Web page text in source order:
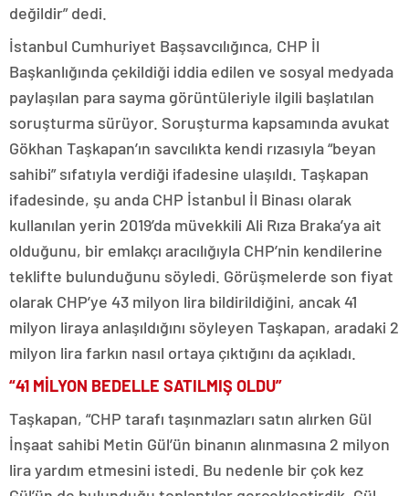
değildir” dedi.
İstanbul Cumhuriyet Başsavcılığınca, CHP İl
Başkanlığında çekildiği iddia edilen ve sosyal medyada
paylaşılan para sayma görüntüleriyle ilgili başlatılan
soruşturma sürüyor. Soruşturma kapsamında avukat
Gökhan Taşkapan’ın savcılıkta kendi rızasıyla “beyan
sahibi” sıfatıyla verdiği ifadesine ulaşıldı. Taşkapan
ifadesinde, şu anda CHP İstanbul İl Binası olarak
kullanılan yerin 2019’da müvekkili Ali Rıza Braka’ya ait
olduğunu, bir emlakçı aracılığıyla CHP’nin kendilerine
teklifte bulunduğunu söyledi. Görüşmelerde son fiyat
olarak CHP’ye 43 milyon lira bildirildiğini, ancak 41
milyon liraya anlaşıldığını söyleyen Taşkapan, aradaki 2
milyon lira farkın nasıl ortaya çıktığını da açıkladı.
“41 MİLYON BEDELLE SATILMIŞ OLDU”
Taşkapan, “CHP tarafı taşınmazları satın alırken Gül
İnşaat sahibi Metin Gül’ün binanın alınmasına 2 milyon
lira yardım etmesini istedi. Bu nedenle bir çok kez